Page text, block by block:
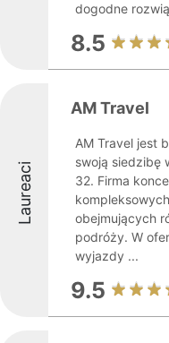
dogodne
8.5
Laureaci
AM Travel
AM Travel jest
swoją siedzibę
32. Firma
obejmujących
podróży. W
wyjazdy ...
9.5